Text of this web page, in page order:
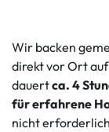
Wir backen
direkt vor Ort
dauertca. 4
für erfahrene
nicht